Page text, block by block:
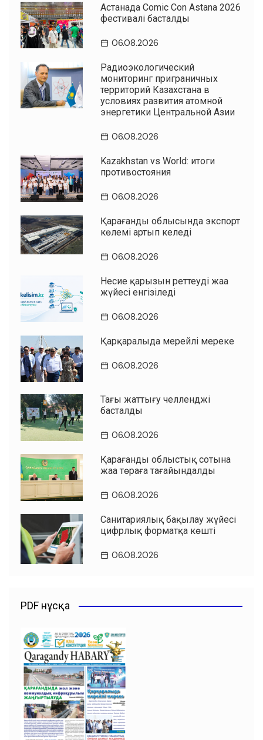
Астанада Comic Con Astana 2026
фестивалі басталды
06.08.2026
Радиоэкологический
мониторинг приграничных
территорий Казахстана в
условиях развития атомной
энергетики Центральной Азии
06.08.2026
Kazakhstan vs World: итоги
противостояния
06.08.2026
Қарағанды облысында экспорт
көлемі артып келеді
06.08.2026
Несие қарызын реттеудің жаңа
жүйесі енгізіледі
06.08.2026
Қарқаралыда мерейлі мереке
06.08.2026
Таңғы жаттығу челленджі
басталды
06.08.2026
Қарағанды облыстық сотына
жаңа төраға тағайындалды
06.08.2026
Санитариялық бақылау жүйесі
цифрлық форматқа көшті
06.08.2026
PDF нұсқа